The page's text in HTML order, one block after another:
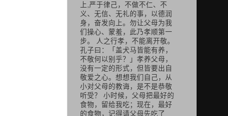
上,严于律己，不做不仁、不
义、无信、无礼的事，以德润
身，奋发向上。勿让父母为我
们操心、蒙羞，此乃孝顺第一
步。 人之行孝，不能离开敬。
孔子曰：「盖犬马皆能有养，
不敬何以别乎？」孝养父母，
没有一定的形式，但皆要出自
敬爱之心。想想我们自己，从
小对父母的教诲，是不是恭敬
听受？ 小时候，父母把最好的
食物，留给我吃；现在，最好
的食物，记得请父母先吃了